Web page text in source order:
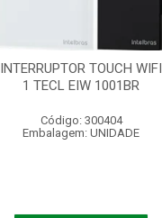
INTERRUPTOR TOUCH WIFI
1 TECL EIW 1001BR
Código: 300404
Embalagem: UNIDADE